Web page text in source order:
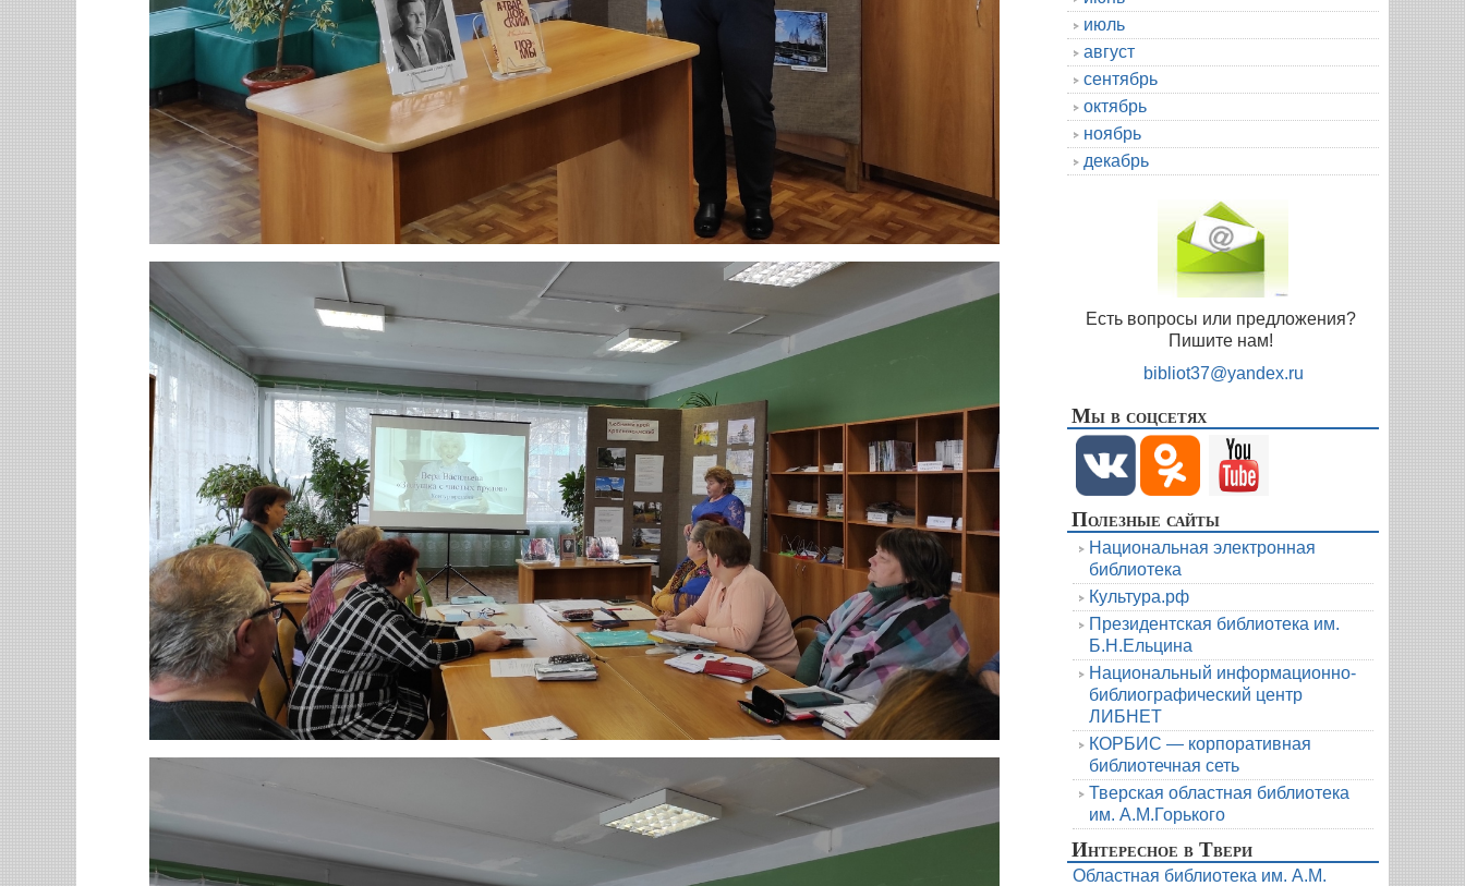
июль
август
сентябрь
октябрь
ноябрь
декабрь
Есть вопросы или предложения?
Пишите нам!
bibliot37@yandex.ru
Мы в соцсетях
Полезные сайты
Национальная электронная
библиотека
Культура.рф
Президентская библиотека им.
Б.Н.Ельцина
Национальный информационно-
библиографический центр
ЛИБНЕТ
КОРБИС — корпоративная
библиотечная сеть
Тверская областная библиотека
им. А.М.Горького
Интересное в Твери
Областная библиотека им. А.М.